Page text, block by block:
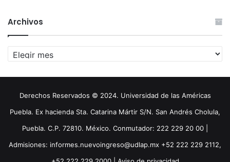
Archivos
Archivos
Derechos Reservados © 2024. Universidad de las Américas
Puebla. Ex hacienda Sta. Catarina Mártir S/N. San Andrés Cholula,
Puebla. C.P. 72810. México. Conmutador: 222 229 20 00 |
Admisiones: informes.nuevoingreso@udlap.mx +52 222 229 2112,